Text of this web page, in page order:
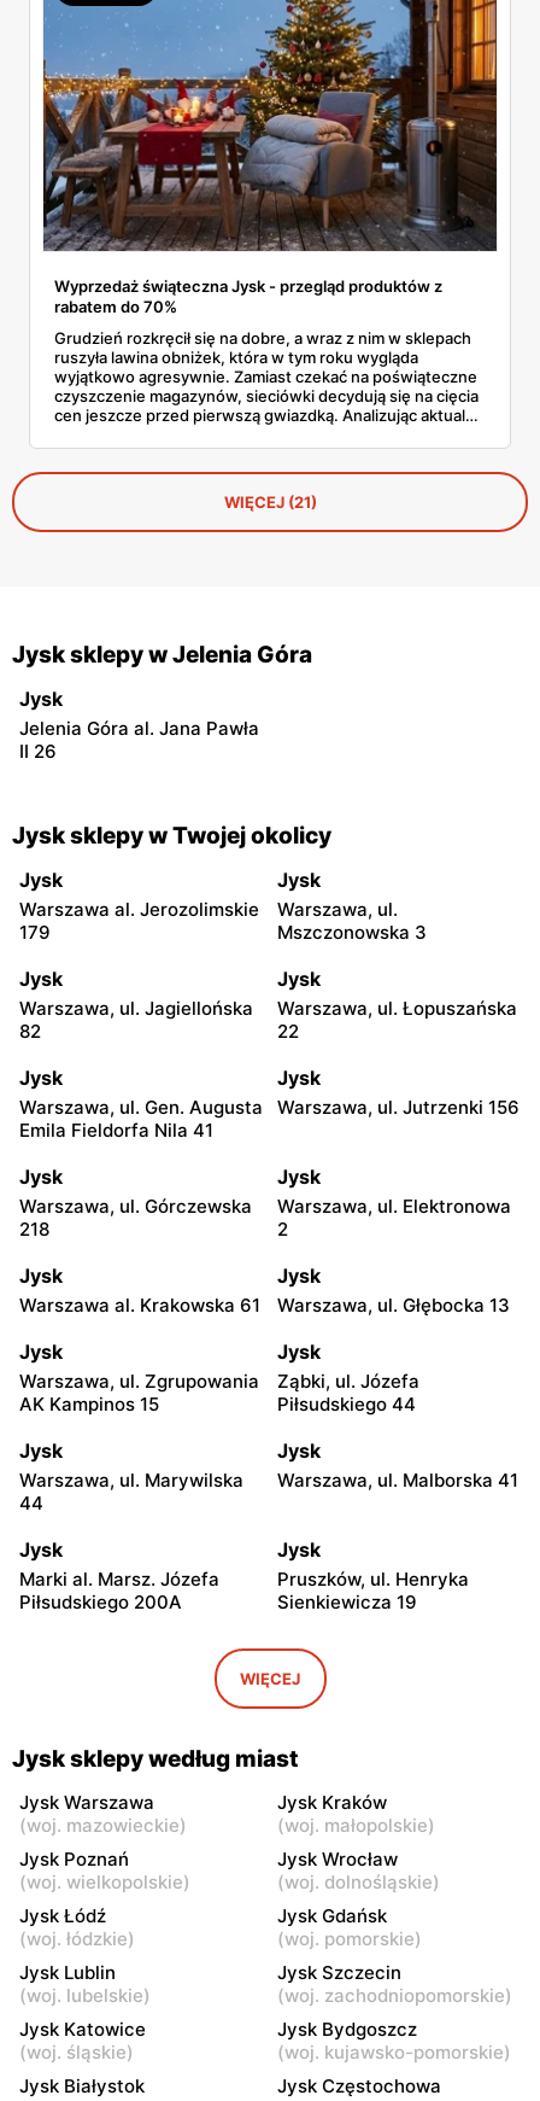
Wyprzedaż świąteczna Jysk - przegląd produktów z
rabatem do 70%
Grudzień rozkręcił się na dobre, a wraz z nim w sklepach
ruszyła lawina obniżek, która w tym roku wygląda
wyjątkowo agresywnie. Zamiast czekać na poświąteczne
czyszczenie magazynów, sieciówki decydują się na cięcia
cen jeszcze przed pierwszą gwiazdką. Analizując aktualne
oferując produkty z rabatami sięgającymi głębokich
kilkudziesięciu procent. To doskonały moment, by
uzupełnić braki w dekoracjach lub wymienić wysłużony
materac, nie rujnując przy tym domowego budżetu tuż
przed wizytą gości.
WIĘCEJ (21)
Jysk sklepy w Jelenia Góra
Jysk
Jelenia Góra al. Jana Pawła
II 26
Jysk sklepy w Twojej okolicy
Jysk
Warszawa al. Jerozolimskie
179
Jysk
Warszawa, ul.
Mszczonowska 3
Jysk
Warszawa, ul. Jagiellońska
82
Jysk
Warszawa, ul. Łopuszańska
22
Jysk
Warszawa, ul. Gen. Augusta
Emila Fieldorfa Nila 41
Jysk
Warszawa, ul. Jutrzenki 156
Jysk
Warszawa, ul. Górczewska
218
Jysk
Warszawa, ul. Elektronowa
2
Jysk
Warszawa al. Krakowska 61
Jysk
Warszawa, ul. Głębocka 13
Jysk
Warszawa, ul. Zgrupowania
AK Kampinos 15
Jysk
Ząbki, ul. Józefa
Piłsudskiego 44
Jysk
Warszawa, ul. Marywilska
44
Jysk
Warszawa, ul. Malborska 41
Jysk
Marki al. Marsz. Józefa
Piłsudskiego 200A
Jysk
Pruszków, ul. Henryka
Sienkiewicza 19
Stara Iwiczna, ul. Nowa 4
Jysk
Wołomin, ul. Geodetów 2
Podkowa Leśna, ul. Gołębia
26
Łubna, ul. Łubna 69
Jysk
Milanówek, ul. Królewska
123A
Jysk
Nowy Dwór Mazowiecki, ul.
Warszawska 30
Jysk
Grodzisk Mazowiecki, ul.
Żyrardowska 14
Jysk
Stojadła, ul. Warszawska
63
Jysk
Grójec, ul. Armii Krajowej
50
Jysk
Żyrardów, ul. Kilińskiego 9
WIĘCEJ
Jysk sklepy według miast
Jysk Warszawa
(woj. mazowieckie)
Jysk Kraków
(woj. małopolskie)
Jysk Poznań
(woj. wielkopolskie)
Jysk Wrocław
(woj. dolnośląskie)
Jysk Łódź
(woj. łódzkie)
Jysk Gdańsk
(woj. pomorskie)
Jysk Lublin
(woj. lubelskie)
Jysk Szczecin
(woj. zachodniopomorskie)
Jysk Katowice
(woj. śląskie)
Jysk Bydgoszcz
(woj. kujawsko-pomorskie)
Jysk Białystok
Jysk Częstochowa